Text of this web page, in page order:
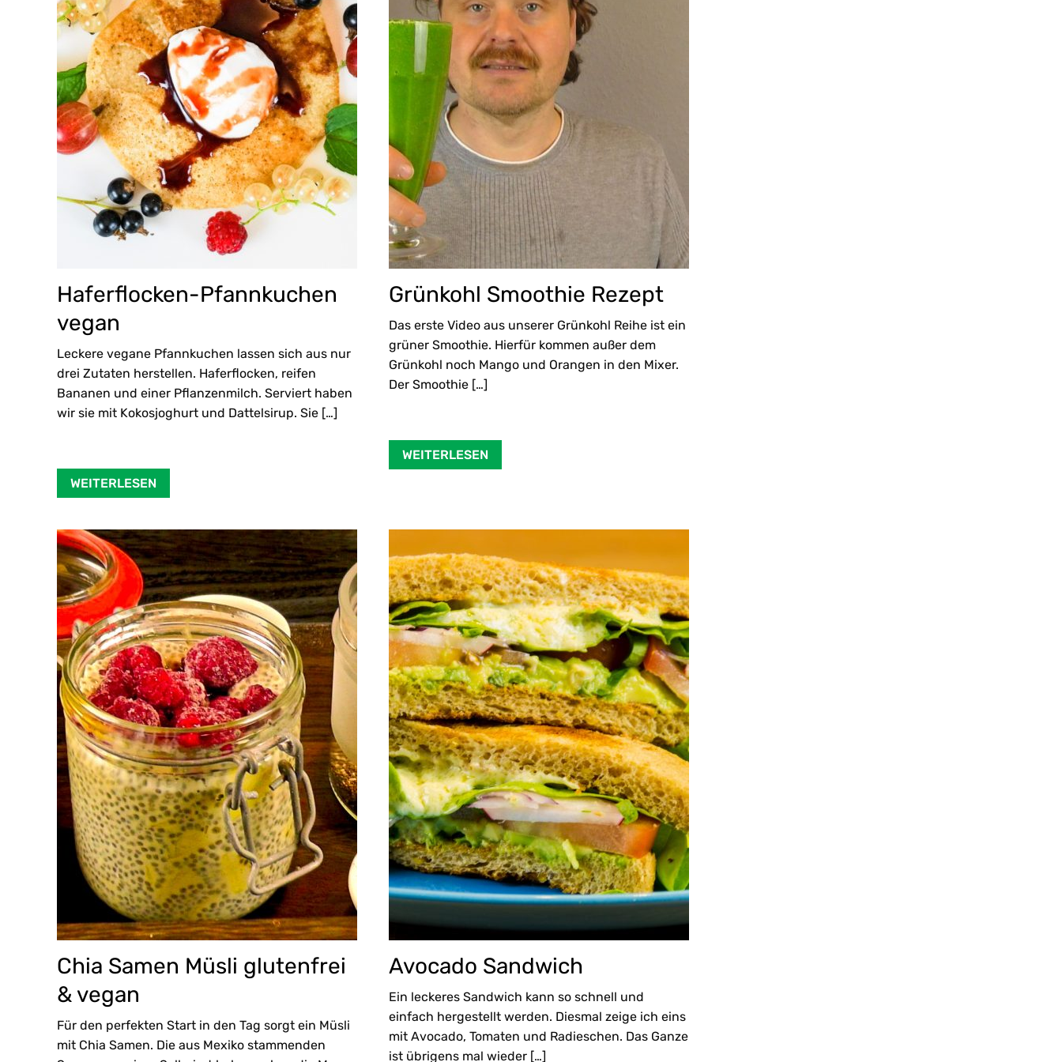
Haferflocken-Pfannkuchen
vegan
Leckere vegane Pfannkuchen lassen sich aus nur
drei Zutaten herstellen. Haferflocken, reifen
Bananen und einer Pflanzenmilch. Serviert haben
wir sie mit Kokosjoghurt und Dattelsirup. Sie […]
WEITERLESEN
Grünkohl Smoothie Rezept
Das erste Video aus unserer Grünkohl Reihe ist ein
grüner Smoothie. Hierfür kommen außer dem
Grünkohl noch Mango und Orangen in den Mixer.
Der Smoothie […]
WEITERLESEN
Chia Samen Müsli glutenfrei
& vegan
Für den perfekten Start in den Tag sorgt ein Müsli
mit Chia Samen. Die aus Mexiko stammenden
Avocado Sandwich
Ein leckeres Sandwich kann so schnell und
einfach hergestellt werden. Diesmal zeige ich eins
mit Avocado, Tomaten und Radieschen. Das Ganze
ist übrigens mal wieder […]